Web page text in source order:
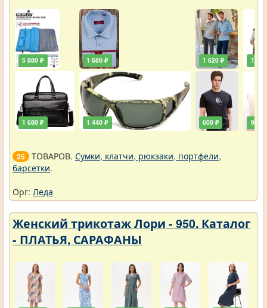
5 880 ₽
1 680 ₽
1 680 ₽
1 440 ₽
1 620 ₽
600 ₽
1
900 ₽
25 ТОВАРОВ. Сумки, клатчи, рюкзаки, портфели,
барсетки.
Орг: Леда
Женский трикотаж Лори - 950. Каталог
- ПЛАТЬЯ, САРАФАНЫ